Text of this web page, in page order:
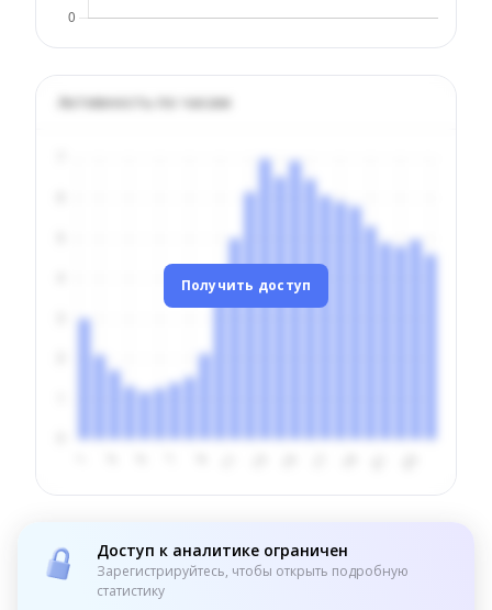
Активность по часам
Получить доступ
Доступ к аналитике ограничен
Зарегистрируйтесь, чтобы открыть подробную
статистику